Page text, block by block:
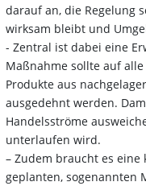
darauf an, die Regelung
wirksam bleibt und
- Zentral ist dabei eine
Maßnahme sollte auf
Produkte aus
ausgedehnt werden.
Handelsströme
unterlaufen wird.
– Zudem braucht es eine
geplanten, sogenannten